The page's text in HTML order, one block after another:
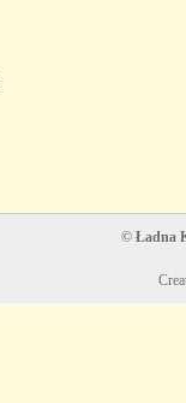
© Ładna